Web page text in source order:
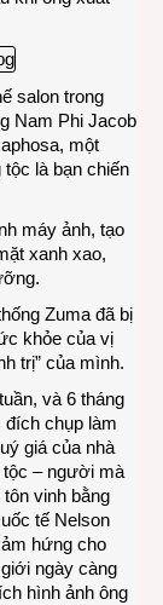
salon trong
Nam Phi Jacob
một
là bạn chiến
máy ảnh, tạo
xanh xao,
Zuma đã bị
khỏe của vị
trị” của mình.
và 6 tháng
đích chụp làm
giá của nhà
tộc – người mà
vinh bằng
tế Nelson
hứng cho
ngày càng
hình ảnh ông